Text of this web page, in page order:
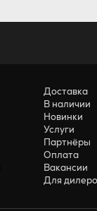
Доставка
В наличии
Новинки
Услуги
Партнёры
Оплата
Вакансии
Для